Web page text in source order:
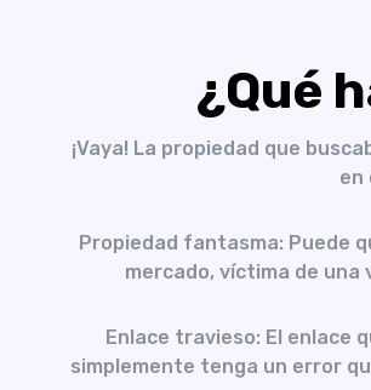
¿Qué
¡Vaya! La propiedad que
en
Propiedad fantasma: Puede
mercado, víctima de
Enlace travieso: El enlace
simplemente tenga un error